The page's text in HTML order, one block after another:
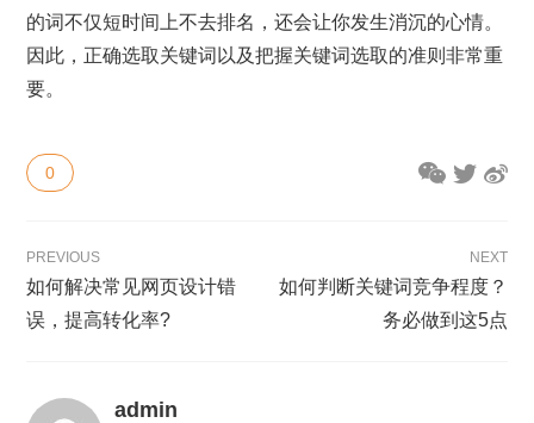
的词不仅短时间上不去排名，还会让你发生消沉的心情。
因此，正确选取关键词以及把握关键词选取的准则非常重
要。
0
PREVIOUS
如何解决常见网页设计错
误，提高转化率?
NEXT
如何判断关键词竞争程度？
务必做到这5点
admin